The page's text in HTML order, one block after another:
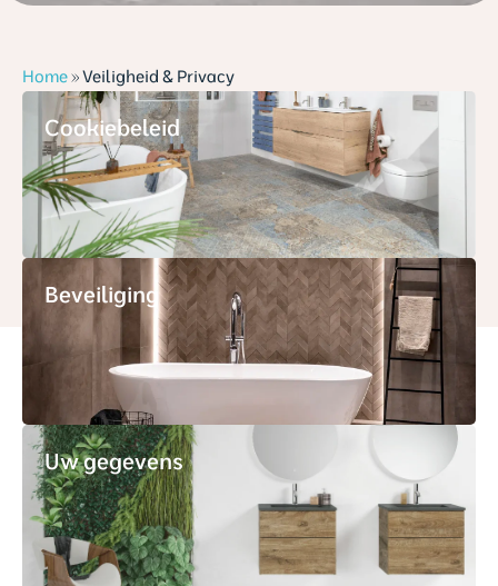
Home»Veiligheid & Privacy
Cookiebeleid
Beveiliging
Uw gegevens